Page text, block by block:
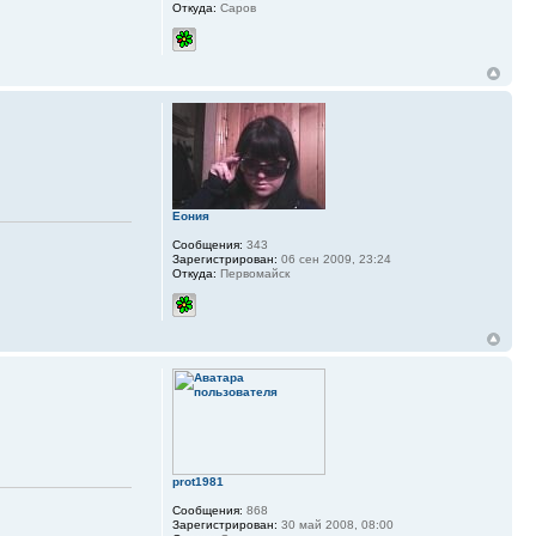
Откуда: Саров
Еония
Сообщения: 343
Зарегистрирован: 06 сен 2009, 23:24
Откуда: Первомайск
prot1981
Сообщения: 868
Зарегистрирован: 30 май 2008, 08:00